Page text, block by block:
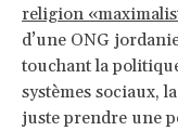
religion
d’une ONG
touchant la
systèmes sociaux,
juste prendre une